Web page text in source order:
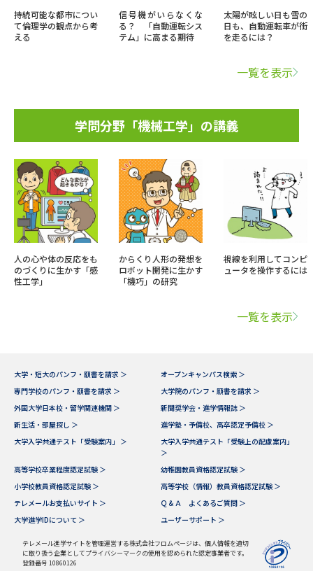
持続可能な都市につい
て倫理学の観点から考
える
信号機がいらなくな
る？ 「自動運転シス
テム」に高まる期待
太陽が眩しい日も雪の
日も、自動運転車が街
を走るには？
一覧を表示
学問分野「機械工学」の講義
人の心や体の反応をも
のづくりに生かす「感
性工学」
からくり人形の発想を
ロボット開発に生かす
「機巧」の研究
視線を利用してコンピ
ュータを操作するには
一覧を表示
大学・短大のパンフ・願書を請求 ＞
オープンキャンパス検索 ＞
専門学校のパンフ・願書を請求 ＞
大学院のパンフ・願書を請求 ＞
外国大学日本校・留学関連機関 ＞
新聞奨学会・進学情報誌 ＞
新生活・部屋探し ＞
進学塾・予備校、高卒認定予備校 ＞
大学入学共通テスト「受験案内」 ＞
大学入学共通テスト「受験上の配慮案内」
＞
高等学校卒業程度認定試験 ＞
幼稚園教員資格認定試験 ＞
小学校教員資格認定試験 ＞
高等学校（情報）教員資格認定試験 ＞
テレメールお支払いサイト ＞
Ｑ＆Ａ よくあるご質問 ＞
大学進学IDについて ＞
ユーザーサポート ＞
テレメール進学サイトを管理運営する株式会社フロムページは、個人情報を適切
に取り扱う企業としてプライバシーマークの使用を認められた認定事業者です。
登録番号 10860126